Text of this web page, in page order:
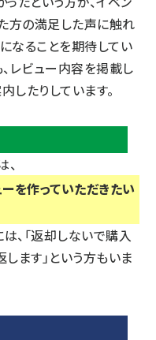
方の満足した声に触れ
なることを期待してい
レビュー内容を掲載し
したりしています。
、
を作っていただきたい
、「返却しないで購入
します」という方もいま